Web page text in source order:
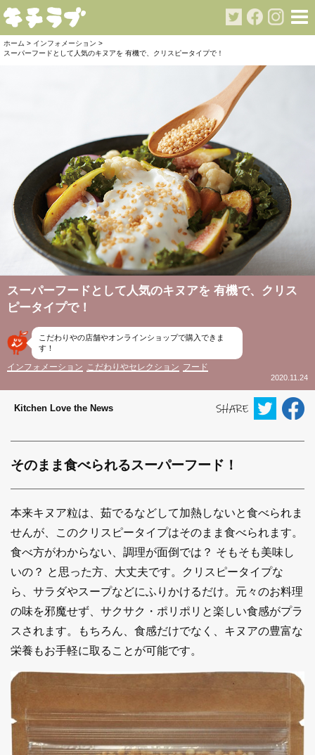
ホーム > インフォメーション >
スーパーフードとして人気のキヌアを 有機で、クリスピータイプで！
スーパーフードとして人気のキヌアを 有機で、クリス
ピータイプで！
こだわりやの店舗やオンラインショップで購入できま
す！
インフォメーション こだわりやセレクション フード
2020.11.24
Kitchen Love the News
そのまま食べられるスーパーフード！
本来キヌア粒は、茹でるなどして加熱しないと食べられま
せんが、このクリスピータイプはそのまま食べられます。
食べ方がわからない、調理が面倒では？ そもそも美味し
いの？ と思った方、大丈夫です。クリスピータイプな
ら、サラダやスープなどにふりかけるだけ。元々のお料理
の味を邪魔せず、サクサク・ポリポリと楽しい食感がプラ
スされます。もちろん、食感だけでなく、キヌアの豊富な
栄養もお手軽に取ることが可能です。